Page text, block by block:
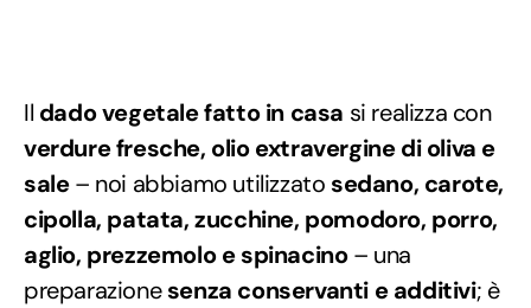
Il dado vegetale fatto in casa si realizza con
verdure fresche, olio extravergine di oliva e
sale– noi abbiamo utilizzato sedano, carote,
cipolla, patata, zucchine, pomodoro, porro,
aglio, prezzemolo e spinacino– una
preparazionesenza conservanti e additivi; è